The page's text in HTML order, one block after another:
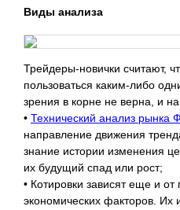
Виды анализа
Трейдеры-новички считают,
пользоваться каким-либо
зрения в корне не верна, и на
• Технический анализ рынка
направление движения
знание истории изменения
их будущий спад или рост;
• Котировки зависят еще и от
экономических факторов. Их